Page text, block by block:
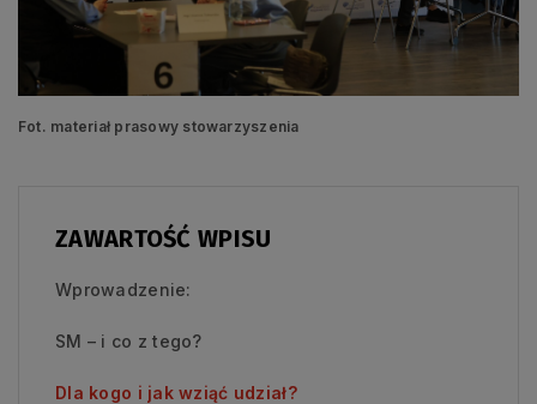
Fot. materiał prasowy stowarzyszenia
ZAWARTOŚĆ WPISU
Wprowadzenie:
SM – i co z tego?
Dla kogo i jak wziąć udział?